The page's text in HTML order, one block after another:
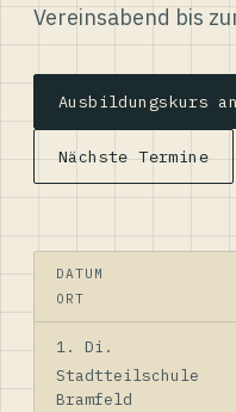
Vereinsabend bis
Ausbildungskurs
Nächste Termine
DATUM
ORT
1. Di.
Stadtteilschule
Bramfeld